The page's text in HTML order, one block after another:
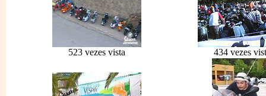
523 vezes vista 434 vezes